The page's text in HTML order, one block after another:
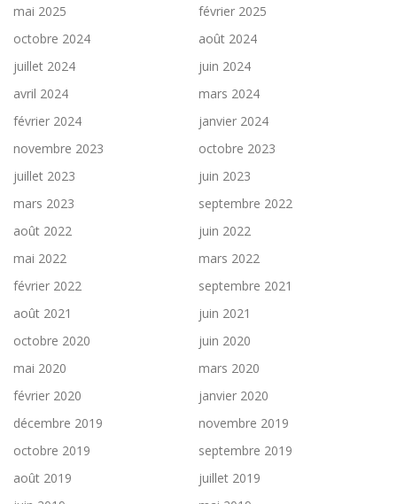
mai 2025
février 2025
octobre 2024
août 2024
juillet 2024
juin 2024
avril 2024
mars 2024
février 2024
janvier 2024
novembre 2023
octobre 2023
juillet 2023
juin 2023
mars 2023
septembre 2022
août 2022
juin 2022
mai 2022
mars 2022
février 2022
septembre 2021
août 2021
juin 2021
octobre 2020
juin 2020
mai 2020
mars 2020
février 2020
janvier 2020
décembre 2019
novembre 2019
octobre 2019
septembre 2019
août 2019
juillet 2019